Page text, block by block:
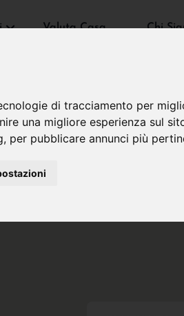
di tracciamento per
una migliore esperienza sul
, per pubblicare annunci più
Valuta Casa Chi